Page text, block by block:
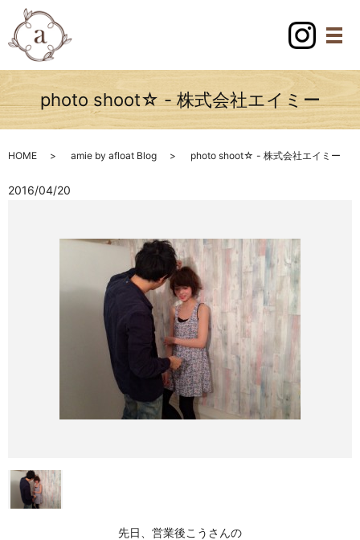
photo shoot☆ - 株式会社エイミー
HOME amie by afloat Blog photo shoot☆ - 株式会社エイミー
2016/04/20
先日、営業後こうさんの